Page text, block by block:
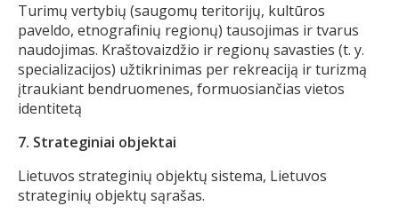
Turimų vertybių (saugomų teritorijų, kultūros
paveldo, etnografinių regionų) tausojimas ir tvarus
naudojimas. Kraštovaizdžio ir regionų savasties (t. y.
specializacijos) užtikrinimas per rekreaciją ir turizmą
įtraukiant bendruomenes, formuosiančias vietos
identitetą
7. Strateginiai objektai
Lietuvos strateginių objektų sistema, Lietuvos
strateginių objektų sąrašas.